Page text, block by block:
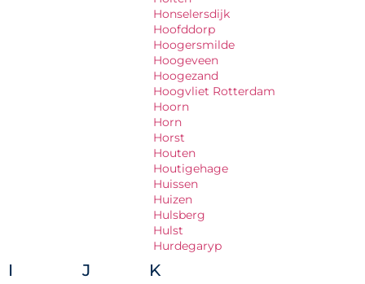
Honselersdijk
Hoofddorp
Hoogersmilde
Hoogeveen
Hoogezand
Hoogvliet Rotterdam
Hoorn
Horn
Horst
Houten
Houtigehage
Huissen
Huizen
Hulsberg
Hulst
Hurdegaryp
I J K